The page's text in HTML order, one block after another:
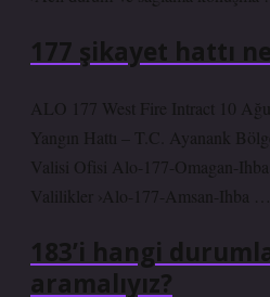
177 şikayet hattı
ALO 177 West Fire Intract 10
Yangın Hattı – T.C. Ayanank
Valisi Ofisi Alo-177-Omagan-
Valilikler ›Alo-177-Amsan-Ihba …
183’i hangi
aramalıyız?